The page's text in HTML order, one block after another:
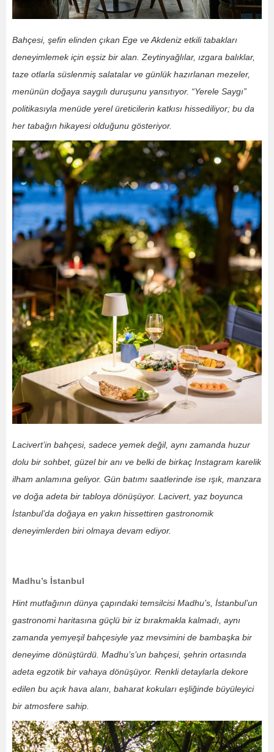
Bahçesi, şefin elinden çıkan Ege ve Akdeniz etkili tabakları
deneyimlemek için eşsiz bir alan. Zeytinyağlılar, ızgara balıklar,
taze otlarla süslenmiş salatalar ve günlük hazırlanan mezeler,
menünün doğaya saygılı duruşunu yansıtıyor. “Yerele Saygı”
politikasıyla menüde yerel üreticilerin katkısı hissediliyor; bu da
her tabağın hikayesi olduğunu gösteriyor.
Lacivert’in bahçesi, sadece yemek değil, aynı zamanda huzur
dolu bir sohbet, güzel bir anı ve belki de birkaç Instagram karelik
ilham anlamına geliyor. Gün batımı saatlerinde ise ışık, manzara
ve doğa adeta bir tabloya dönüşüyor. Lacivert, yaz boyunca
İstanbul’da doğaya en yakın hissettiren gastronomik
deneyimlerden biri olmaya devam ediyor.
Madhu’s İstanbul
Hint mutfağının dünya çapındaki temsilcisi Madhu’s, İstanbul’un
gastronomi haritasına güçlü bir iz bırakmakla kalmadı, aynı
zamanda yemyeşil bahçesiyle yaz mevsimini de bambaşka bir
deneyime dönüştürdü. Madhu’s’un bahçesi, şehrin ortasında
adeta egzotik bir vahaya dönüşüyor. Renkli detaylarla dekore
edilen bu açık hava alanı, baharat kokuları eşliğinde büyüleyici
bir atmosfere sahip.